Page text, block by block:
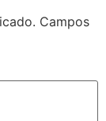
Campos